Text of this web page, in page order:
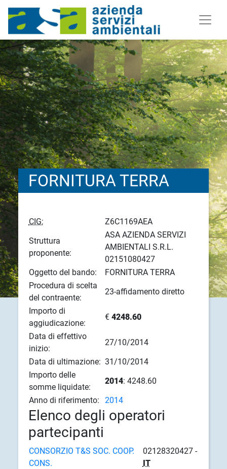
FORNITURA TERRA
CIG:
Z6C1169AEA
Struttura
proponente:
ASA AZIENDA SERVIZI
AMBIENTALI S.R.L.
02151080427
Oggetto del bando:
FORNITURA TERRA
Procedura di scelta
del contraente:
23-affidamento diretto
Importo di
aggiudicazione:
€ 4248.60
Data di effettivo
inizio:
27/10/2014
Data di ultimazione: 31/10/2014
Importo delle
somme liquidate:
2014: 4248.60
Anno di riferimento:
2014
Elenco degli operatori
partecipanti
CONSORZIO T&S SOC. COOP.
CONS.
02128320427 -
IT